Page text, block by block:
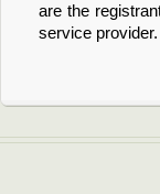
are the
service provider.
Domain
verlängern